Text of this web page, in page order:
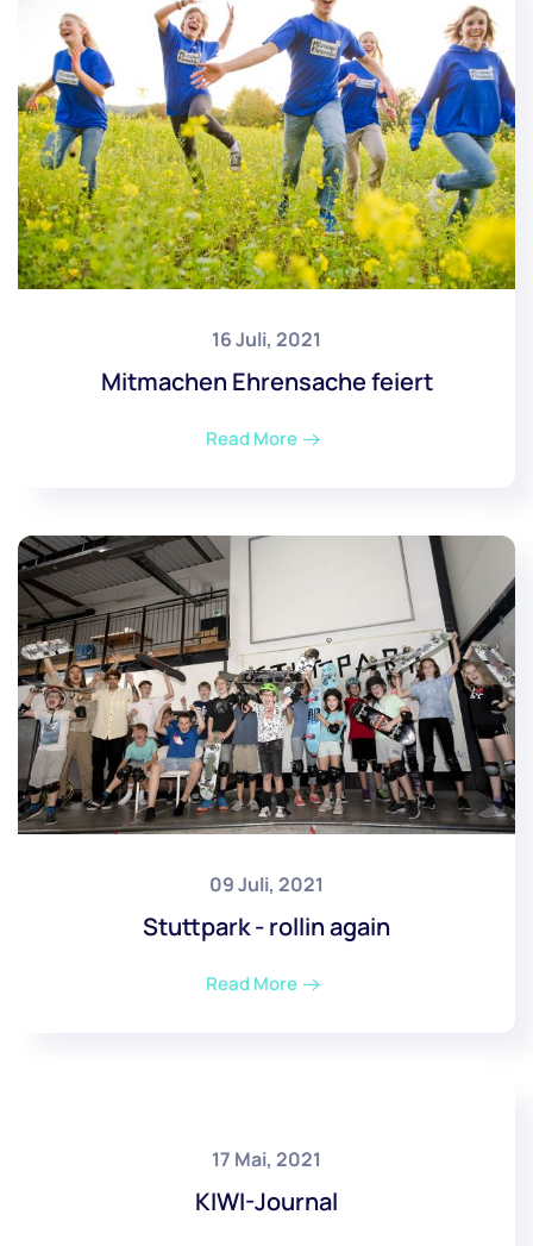
16 Juli, 2021
Mitmachen Ehrensache feiert
Read More
09 Juli, 2021
Stuttpark - rollin again
Read More
17 Mai, 2021
KIWI-Journal